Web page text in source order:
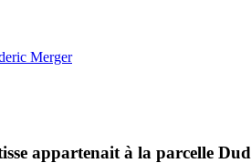
Merger
appartenait à la parcelle